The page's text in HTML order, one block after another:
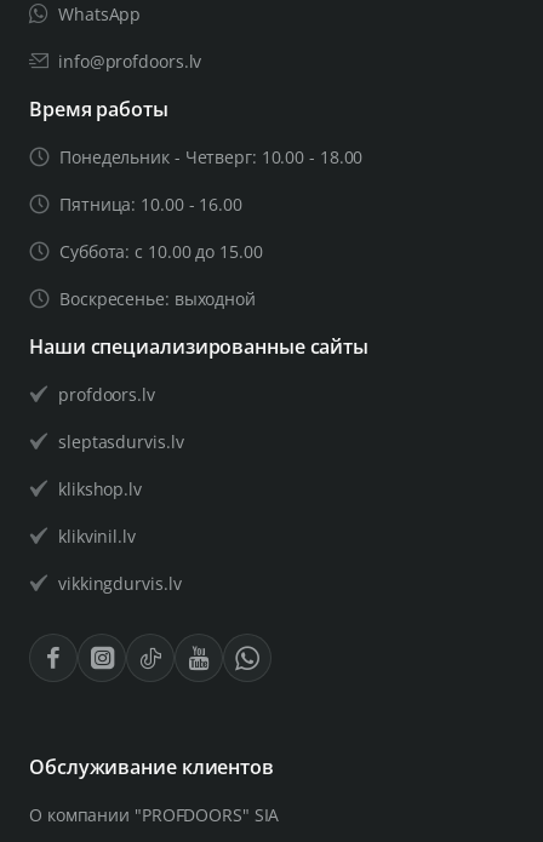
WhatsApp
info@profdoors.lv
Время работы
Понедельник - Четверг: 10.00 - 18.00
Пятница: 10.00 - 16.00
Суббота: с 10.00 до 15.00
Воскресенье: выходной
Наши специализированные сайты
profdoors.lv
sleptasdurvis.lv
klikshop.lv
klikvinil.lv
vikkingdurvis.lv
Обслуживание клиентов
О компании "PROFDOORS" SIA